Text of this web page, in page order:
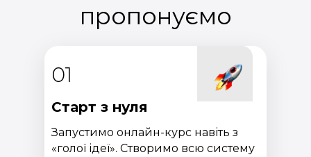
Старт з нуля
01
Запустимо онлайн-курс навіть з
«голої ідеї». Створимо всю систему
пропонуємо